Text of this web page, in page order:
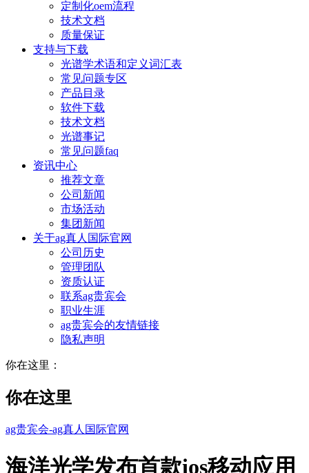
定制化oem流程
技术文档
质量保证
支持与下载
光谱学术语和定义词汇表
常见问题专区
产品目录
软件下载
技术文档
光谱事记
常见问题faq
资讯中心
推荐文章
公司新闻
市场活动
集团新闻
关于ag真人国际官网
公司历史
管理团队
资质认证
联系ag贵宾会
职业生涯
ag贵宾会的友情链接
隐私声明
你在这里：
你在这里
ag贵宾会-ag真人国际官网
海洋光学发布首款ios移动应用